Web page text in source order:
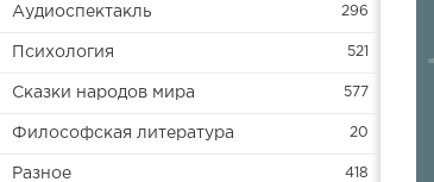
Аудиоспектакль 296
Психология 521
Сказки народов мира 577
Философская литература 20
Разное 418